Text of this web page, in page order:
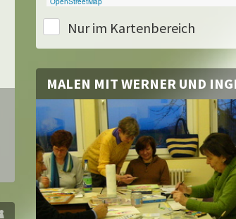
Nur im Kartenbereich
MALEN MIT WERNER UND